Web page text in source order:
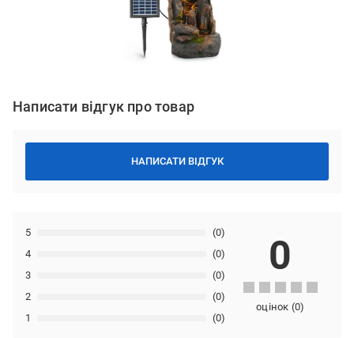
Написати відгук про товар
НАПИСАТИ ВІДГУК
1 (0)
2 (0)
3 (0)
4 (0)
5 (0)
0
оцінок (0)